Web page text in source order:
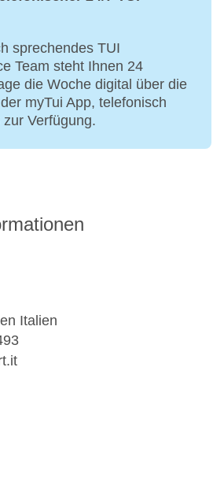
sprechendes TUI
Team steht Ihnen 24
die Woche digital über die
myTui App, telefonisch
Verfügung.
Italien